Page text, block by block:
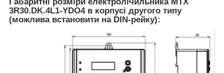
3R30.DK.4L1-YDO4в корпусі другого типу
(можлива встановити на DIN-рейку):